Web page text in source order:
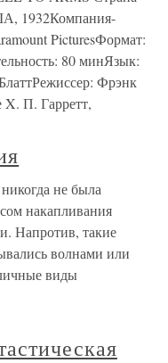
1932Компания-
PicturesФормат:
80 минЯзык:
Фрэнк
П. Гарретт,
не была
накапливания
Напротив, такие
волнами или
виды